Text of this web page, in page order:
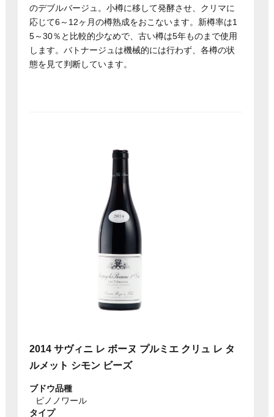
のデブルバージュ。小樽に移して発酵させ、クリマに
応じて6～12ヶ月の樽熟成をおこないます。新樽率は1
5～30％と比較的少なめで、古い樽は5年ものまで使用
します。バトナージュは機械的には行わず、各樽の状
態を見て判断しています。
2014 サヴィニ レ ボーヌ プルミエ クリュ レ タ
ルメット シモン ビーズ
ブドウ品種
ピノノワール
タイプ